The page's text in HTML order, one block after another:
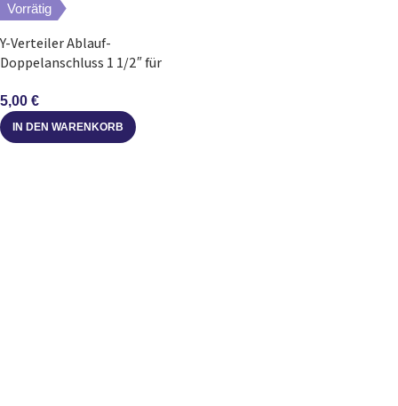
Vorrätig
Y-Verteiler Ablauf-
Doppelanschluss 1 1/2″ für
5,00 €
IN DEN WARENKORB